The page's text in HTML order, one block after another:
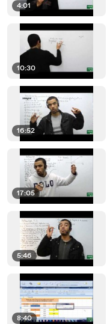
4:01
10:30
16:52
17:05
5:46
8:40